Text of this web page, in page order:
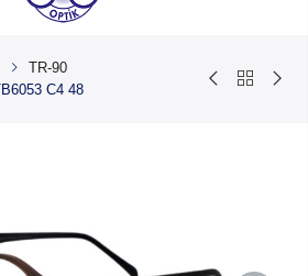
TR-90
C4 48